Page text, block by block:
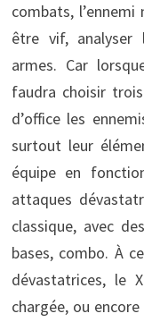
combats,
être vif,
armes. Car
faudra choisir
d’office les
surtout leur
équipe en
attaques
classique, avec
bases, combo. À
dévastatrices, le
chargée, ou